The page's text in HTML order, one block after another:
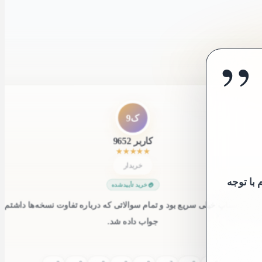
ک9
کاربر 9652
★★★★★
خریدار
خرید تأییدشده
واتساپ خیلی سریع بود و تمام سوالاتی که درباره تفاوت نسخه‌ها داشتم
جواب داده شد.
”
توجه به